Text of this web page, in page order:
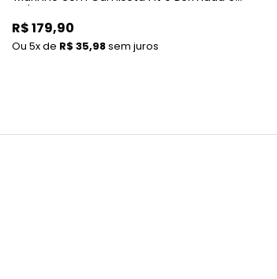
Nylon
R$ 179,90
5xde R$ 35,98sem juros